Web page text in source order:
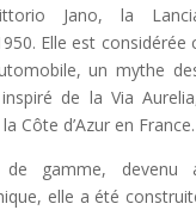
Jano, la
Elle est considérée
un mythe
de la Via
Côte d’Azur en France.
gamme, devenu
elle a été